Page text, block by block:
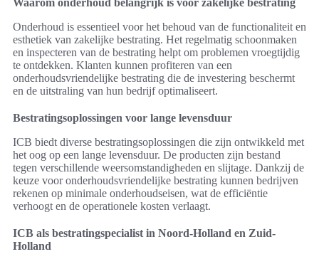
Onderhoud is essentieel voor het behoud van de functionaliteit en
esthetiek van zakelijke bestrating. Het regelmatig schoonmaken
en inspecteren van de bestrating helpt om problemen vroegtijdig
te ontdekken. Klanten kunnen profiteren van een
onderhoudsvriendelijke bestrating die de investering beschermt
en de uitstraling van hun bedrijf optimaliseert.
Bestratingsoplossingen voor lange levensduur
ICB biedt diverse bestratingsoplossingen die zijn ontwikkeld met
het oog op een lange levensduur. De producten zijn bestand
tegen verschillende weersomstandigheden en slijtage. Dankzij de
keuze voor onderhoudsvriendelijke bestrating kunnen bedrijven
rekenen op minimale onderhoudseisen, wat de efficiëntie
verhoogt en de operationele kosten verlaagt.
ICB als bestratingspecialist in Noord-Holland en Zuid-
Holland